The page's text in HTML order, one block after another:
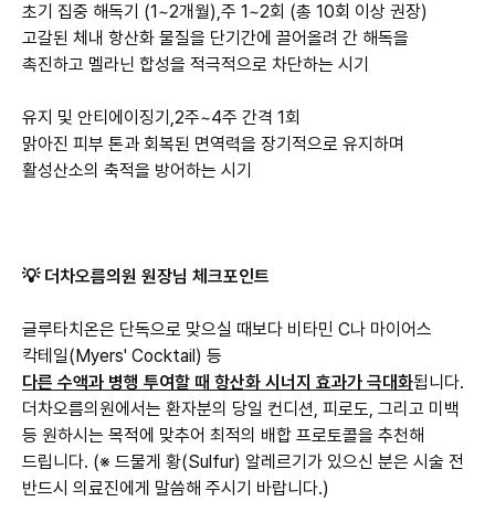
초기 집중 해독기 (1~2개월),주 1~2회 (총 10회 이상 권장)
고갈된 체내 항산화 물질을 단기간에 끌어올려 간 해독을
유지 및 안티에이징기,2주~4주 간격 1회
맑아진 피부 톤과 회복된 면역력을 장기적으로 유지하며
활성산소의 축적을 방어하는 시기
💡 더차오름의원 원장님 체크포인트
글루타치온은 단독으로 맞으실 때보다 비타민 C나 마이어스
칵테일(Myers' Cocktail) 등
다른 수액과 병행 투여할 때 항산화 시너지 효과가 극대화됩니다.
더차오름의원에서는 환자분의 당일 컨디션, 피로도, 그리고 미백
등 원하시는 목적에 맞추어 최적의 배합 프로토콜을 추천해
드립니다. (※ 드물게 황(Sulfur) 알레르기가 있으신 분은 시술 전
반드시 의료진에게 말씀해 주시기 바랍니다.)